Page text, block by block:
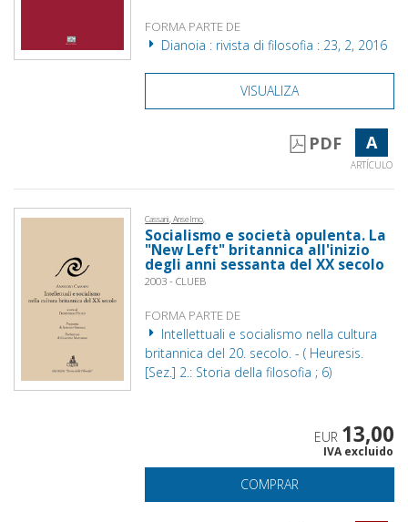
FORMA PARTE DE
Dianoia : rivista di filosofia : 23, 2, 2016
VISUALIZA
PDF A
ARTÍCULO
Cassani, Anselmo,
Socialismo e società opulenta. La
"New Left" britannica all'inizio
degli anni sessanta del XX secolo
2003 - CLUEB
FORMA PARTE DE
Intellettuali e socialismo nella cultura
britannica del 20. secolo. - ( Heuresis.
[Sez.] 2.: Storia della filosofia ; 6)
EUR 13,00
IVA excluido
COMPRAR